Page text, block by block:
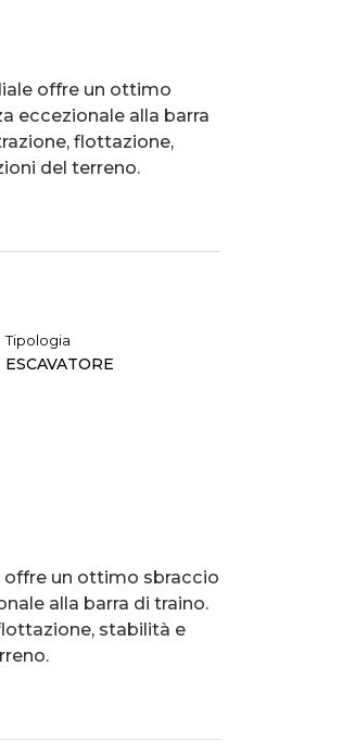
offre un ottimo
eccezionale alla barra
flottazione,
del terreno.
Tipologia
ESCAVATORE
offre un ottimo sbraccio
alla barra di traino.
stabilità e